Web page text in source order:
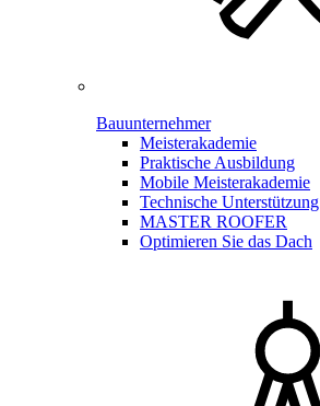
Bauunternehmer
Meisterakademie
Praktische Ausbildung
Mobile Meisterakademie
Technische Unterstützung
MASTER ROOFER
Optimieren Sie das Dach